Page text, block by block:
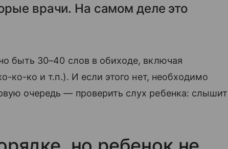
врачи. На самом деле это
быть 30–40 слов в обиходе, включая
ко-ко и т.п.). И если этого нет, необходимо
очередь — проверить слух ребенка: слышит